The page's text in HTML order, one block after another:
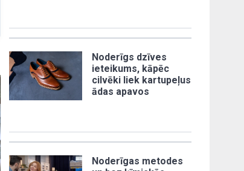
Noderīgs dzīves
ieteikums, kāpēc
cilvēki liek kartupeļus
ādas apavos
Noderīgas metodes